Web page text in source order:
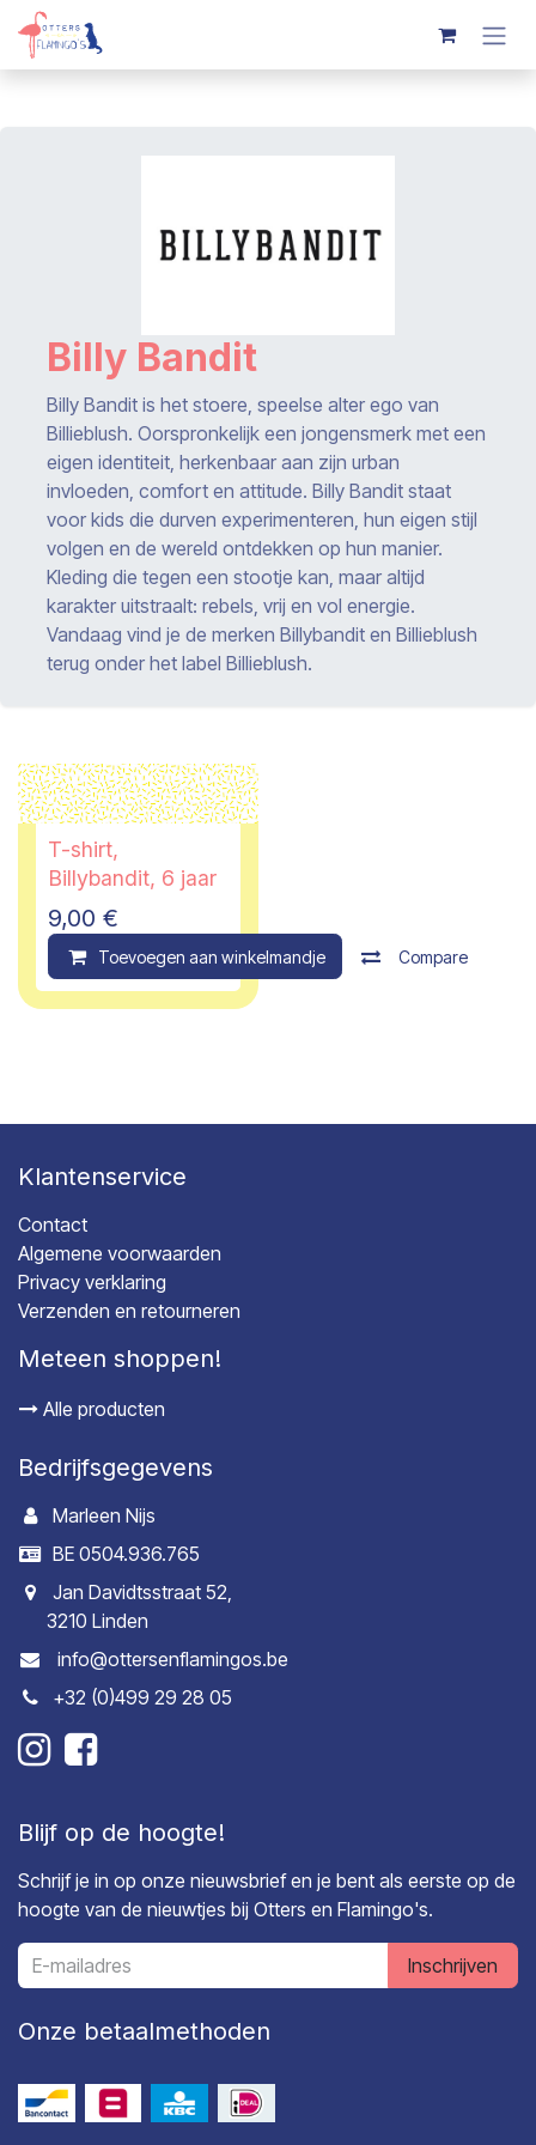
Overslaan naar inhoud
Billy Bandit
Billy Bandit is het stoere, speelse alter ego van
Billieblush. Oorspronkelijk een jongensmerk met een
eigen identiteit, herkenbaar aan zijn urban
invloeden, comfort en attitude. Billy Bandit staat
voor kids die durven experimenteren, hun eigen stijl
volgen en de wereld ontdekken op hun manier.
Kleding die tegen een stootje kan, maar altijd
karakter uitstraalt: rebels, vrij en vol energie.
Vandaag vind je de merken Billybandit en Billieblush
terug onder het label Billieblush.
T-shirt,
Billybandit, 6 jaar
9,00 €
Toevoegen aan winkelmandje Compare
Klantenservice
Contact
Algemene voorwaarden
Privacy verklaring
Verzenden en retourneren
Meteen shoppen!
Alle producten
Bedrijfsgegevens
Marleen Nijs
BE 0504.936.765
Jan Davidtsstraat 52,
3210 Linden
info@ottersenflamingos.be
+32 (0)499 29 28 05
Blijf op de hoogte!
Schrijf je in op onze nieuwsbrief en je bent als eerste op de
hoogte van de nieuwtjes bij Otters en Flamingo's.
Inschrijven
Onze betaalmethoden